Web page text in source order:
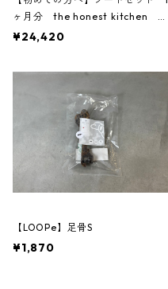
ヶ月分 the honest kitchen チ
キン
¥24,420
【LOOPe】足骨S
¥1,870